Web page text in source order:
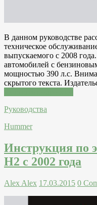
В данном руководстве
техническое
выпускаемого с 2008
автомобилей с
мощностью 390 л.с.
скрытого текста.
Руководства
Hummer
Инструкция по
H2 с 2002 года
Alex Alex 17.03.2015 0